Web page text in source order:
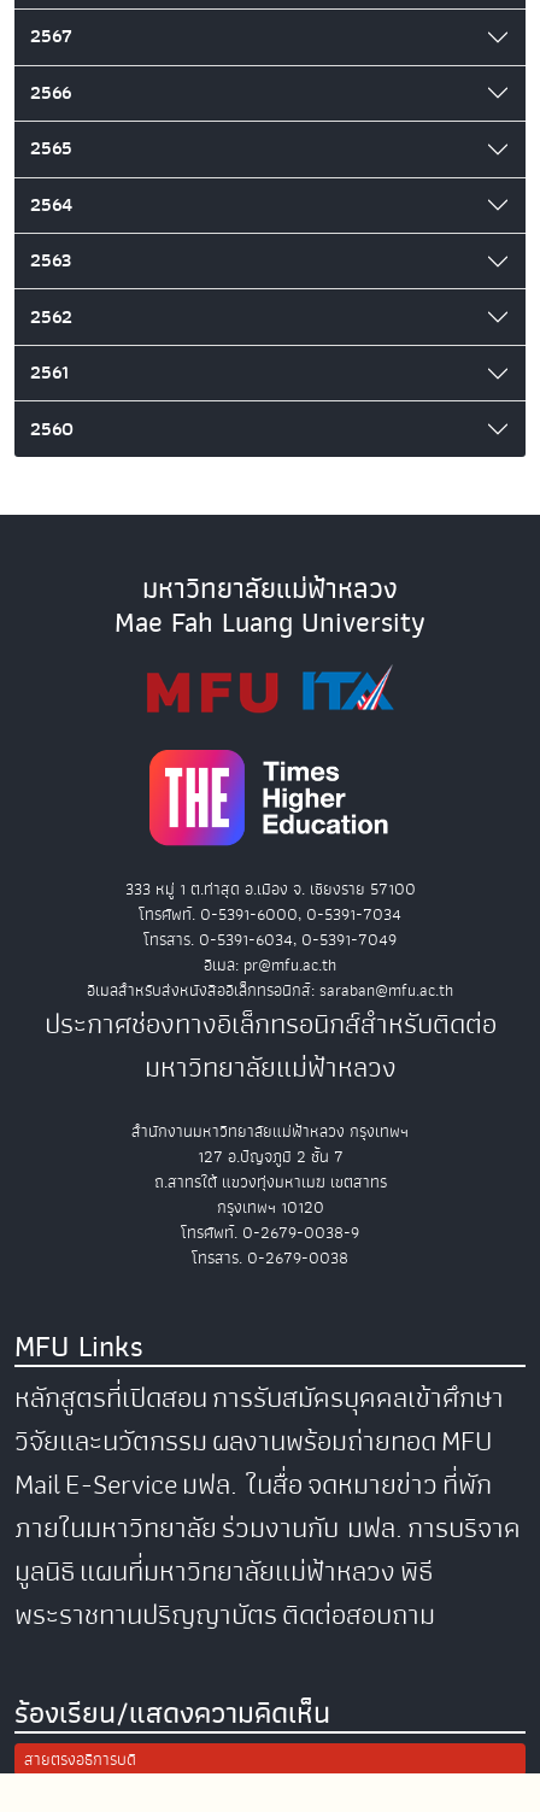
2567
2566
2565
2564
2563
2562
2561
2560
มหาวิทยาลัยแม่ฟ้าหลวง
Mae Fah Luang University
333 หมู่ 1 ต.ท่าสุด อ.เมือง จ. เชียงราย 57100
โทรศัพท์. 0-5391-6000, 0-5391-7034
โทรสาร. 0-5391-6034, 0-5391-7049
อีเมล: pr@mfu.ac.th
อีเมลสำหรับส่งหนังสืออิเล็กทรอนิกส์: saraban@mfu.ac.th
ประกาศช่องทางอิเล็กทรอนิกส์สำหรับติดต่อ
มหาวิทยาลัยแม่ฟ้าหลวง
สำนักงานมหาวิทยาลัยแม่ฟ้าหลวง กรุงเทพฯ
127 อ.ปัญจภูมิ 2 ชั้น 7
ถ.สาทรใต้ แขวงทุ่งมหาเมฆ เขตสาทร
กรุงเทพฯ 10120
โทรศัพท์. 0-2679-0038-9
โทรสาร. 0-2679-0038
MFU Links
หลักสูตรที่เปิดสอนการรับสมัครบุคคลเข้าศึกษา
วิจัยและนวัตกรรมผลงานพร้อมถ่ายทอดMFU
MailE-Serviceมฟล. ในสื่อจดหมายข่าวที่พัก
ภายในมหาวิทยาลัยร่วมงานกับ มฟล.การบริจาค
มูลนิธิแผนที่มหาวิทยาลัยแม่ฟ้าหลวงพิธี
พระราชทานปริญญาบัตรติดต่อสอบถาม
ร้องเรียน/แสดงความคิดเห็น
สายตรงอธิการบดี